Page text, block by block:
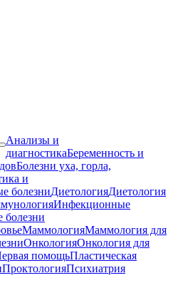
Анализы и
диагностикаБеременность и
Болезни уха, горла,
и
болезниДиетологияДиетология
Инфекционные
МаммологияМаммология для
ОнкологияОнкология для
помощьПластическая
ПроктологияПсихиатрия